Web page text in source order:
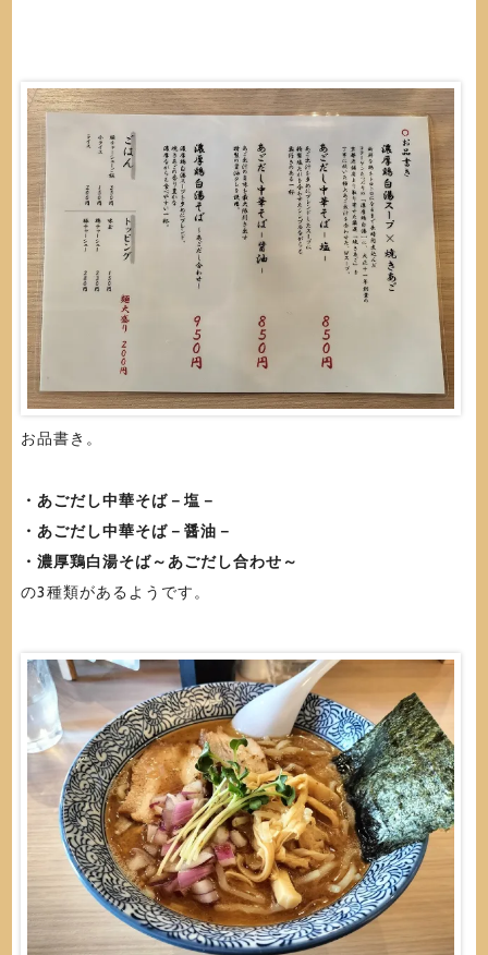
お品書き。
・あごだし中華そば－塩－
・あごだし中華そば－醤油－
・濃厚鶏白湯そば～あごだし合わせ～
の3種類があるようです。